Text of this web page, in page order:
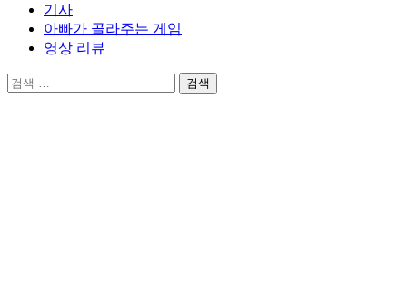
기사
아빠가 골라주는 게임
영상 리뷰
검